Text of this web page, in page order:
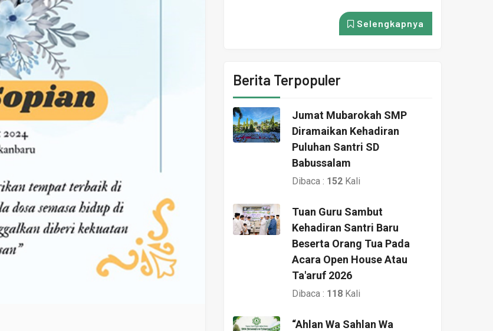
Selengkapnya
Berita Terpopuler
Jumat Mubarokah SMP
Diramaikan Kehadiran
Puluhan Santri SD
Babussalam
Dibaca : 152 Kali
Tuan Guru Sambut
Kehadiran Santri Baru
Beserta Orang Tua Pada
Acara Open House Atau
Ta'aruf 2026
Dibaca : 118 Kali
“Ahlan Wa Sahlan Wa